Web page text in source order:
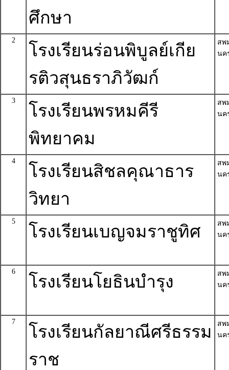
ศึกษา
2
โรงเรียนร่อนพิบูลย์เกีย
รติวสุนธราภิวัฒก์
สพ
นค
3
โรงเรียนพรหมคีรี
พิทยาคม
สพ
นค
4
โรงเรียนสิชลคุณาธาร
วิทยา
สพ
นค
5
โรงเรียนเบญจมราชูทิศ
สพ
นค
6
โรงเรียนโยธินบำรุง
สพ
นค
7
โรงเรียนกัลยาณีศรีธรรม
ราช
สพ
นค